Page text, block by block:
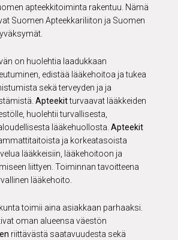
apteekkitoiminta rakentuu. Nämä
Suomen Apteekkariliiton ja Suomen
on huolehtia laadukkaan
edistää lääkehoitoa ja tukea
sekä terveyden ja ja
Apteekitturvaavat lääkkeiden
huolehtii turvallisesta,
lääkehuollosta.Apteekit
ja korkeatasoista
lääkkeisiin, lääkehoitoon ja
liittyen. Toiminnan tavoitteena
lääkehoito.
toimii aina asiakkaan parhaaksi.
oman alueensa väestön
riittävästä saatavuudesta sekä